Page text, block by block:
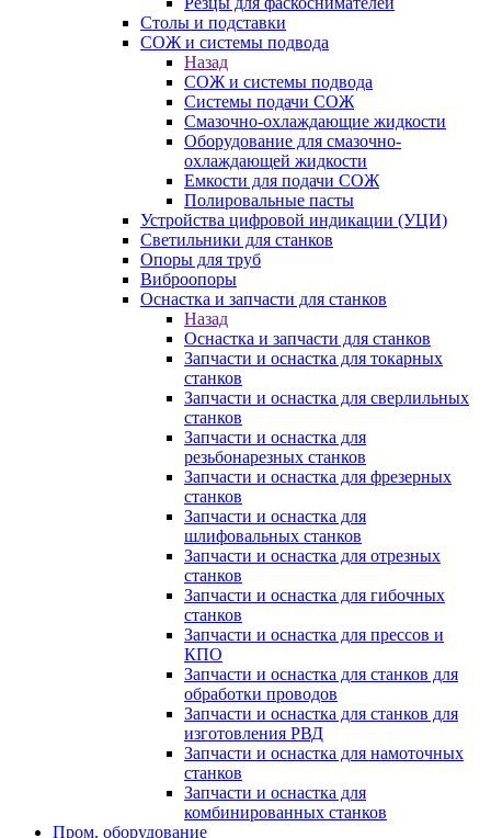
Столы и подставки
СОЖ и системы подвода
Назад
СОЖ и системы подвода
Системы подачи СОЖ
Смазочно-охлаждающие жидкости
Оборудование для смазочно-
охлаждающей жидкости
Емкости для подачи СОЖ
Полировальные пасты
Устройства цифровой индикации (УЦИ)
Светильники для станков
Опоры для труб
Виброопоры
Оснастка и запчасти для станков
Назад
Оснастка и запчасти для станков
Запчасти и оснастка для токарных
станков
Запчасти и оснастка для сверлильных
станков
Запчасти и оснастка для
резьбонарезных станков
Запчасти и оснастка для фрезерных
станков
Запчасти и оснастка для
шлифовальных станков
Запчасти и оснастка для отрезных
станков
Запчасти и оснастка для гибочных
станков
Запчасти и оснастка для прессов и
КПО
Запчасти и оснастка для станков для
обработки проводов
Запчасти и оснастка для станков для
изготовления РВД
Запчасти и оснастка для намоточных
станков
Запчасти и оснастка для
комбинированных станков
Пром. оборудование